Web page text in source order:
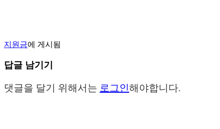
지원금에 게시됨
답글 남기기
댓글을 달기 위해서는 로그인해야합니다.